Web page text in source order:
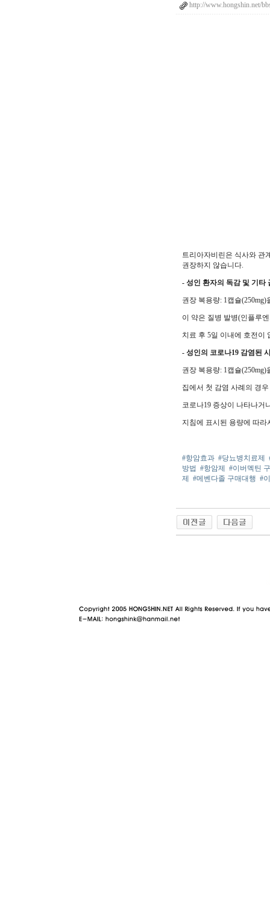
http://www.hongshin.net/
트리아자비린은 식사와 관
권장하지 않습니다.
- 성인 환자의 독감 및 기타
권장 복용량: 1캡슐
이 약은 질병 발병(인플루
치료 후 5일 이내에 호전이
- 성인의 코로나19 감염된
권장 복용량: 1캡슐
집에서 첫 감염 사례의 경
코로나19 증상이 나타나거
지침에 표시된 용량에 따
#항암효과 #당뇨병치료제
방법 #항암제 #이버멕틴
제 #메벤다졸 구매대행 #